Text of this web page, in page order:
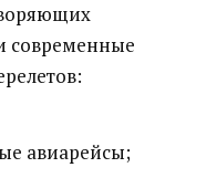
современные
авиарейсы;